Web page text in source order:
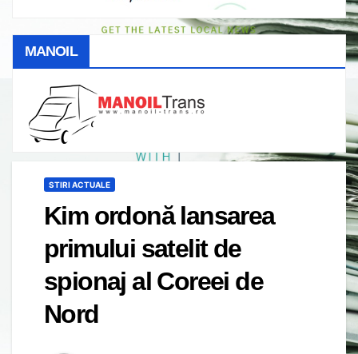
MANOIL
STIRI ACTUALE
Kim ordonă lansarea
primului satelit de
spionaj al Coreei de
Nord